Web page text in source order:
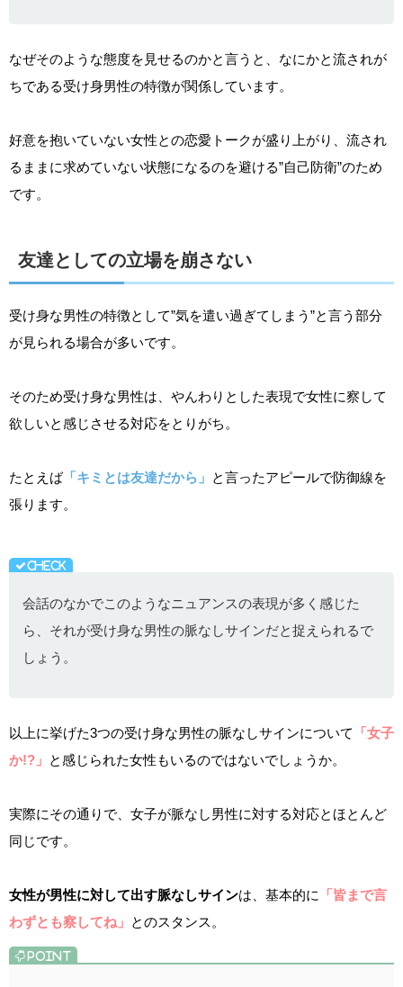
なぜそのような態度を見せるのかと言うと、なにかと流されが
ちである受け身男性の特徴が関係しています。
好意を抱いていない女性との恋愛トークが盛り上がり、流され
るままに求めていない状態になるのを避ける”自己防衛”のため
です。
友達としての立場を崩さない
受け身な男性の特徴として”気を遣い過ぎてしまう”と言う部分
が見られる場合が多いです。
そのため受け身な男性は、やんわりとした表現で女性に察して
欲しいと感じさせる対応をとりがち。
たとえば「キミとは友達だから」 と言ったアピールで防御線を
張ります。
会話のなかでこのようなニュアンスの表現が多く感じた
ら、それが受け身な男性の脈なしサインだと捉えられるで
しょう。
以上に挙げた3つの受け身な男性の脈なしサインについて
「女子
か!?」 と感じられた女性もいるのではないでしょうか。
実際にその通りで、女子が脈なし男性に対する対応とほとんど
同じです。
女性が男性に対して出す脈なしサインは、基本的に
「皆まで言
わずとも察してね」 とのスタンス。